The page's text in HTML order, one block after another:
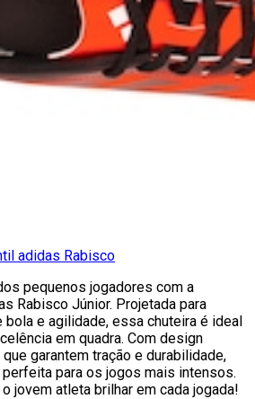
adidas Rabisco
pequenos jogadores com a
Rabisco Júnior. Projetada para
e agilidade, essa chuteira é ideal
em quadra. Com design
garantem tração e durabilidade,
perfeita para os jogos mais intensos.
jovem atleta brilhar em cada jogada!